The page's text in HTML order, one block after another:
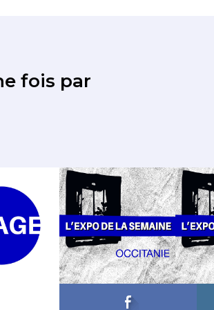
fois par